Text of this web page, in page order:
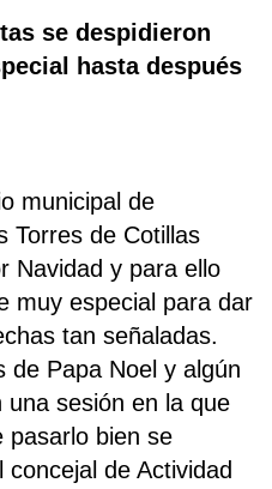
se despidieron
hasta después
municipal de
Torres de Cotillas
Navidad y para ello
muy especial para dar
tan señaladas.
de Papa Noel y algún
sesión en la que
pasarlo bien se
de Actividad